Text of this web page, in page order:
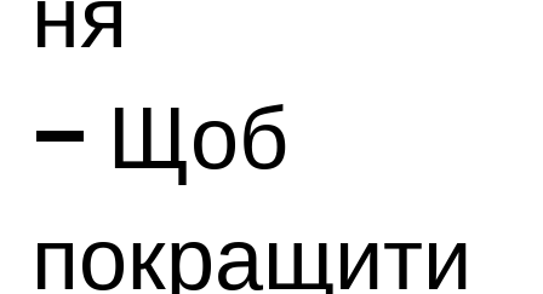
– Щоб
покращити